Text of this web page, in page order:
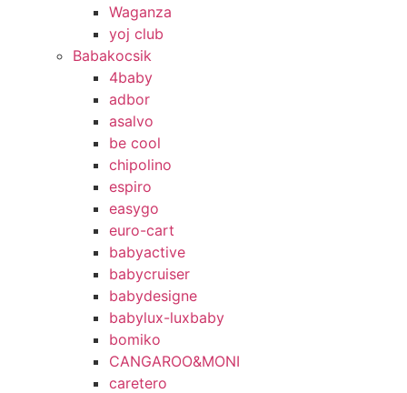
Waganza
yoj club
Babakocsik
4baby
adbor
asalvo
be cool
chipolino
espiro
easygo
euro-cart
babyactive
babycruiser
babydesigne
babylux-luxbaby
bomiko
CANGAROO&MONI
caretero